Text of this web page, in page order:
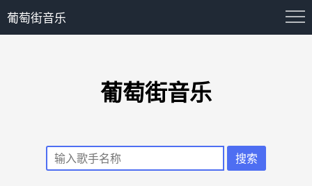
葡萄街音乐
葡萄街音乐